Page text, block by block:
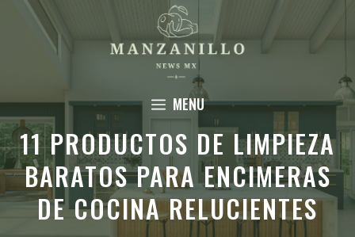
Saltar
contenido
MENU
11 PRODUCTOS DE LIMPIEZA
BARATOS PARA ENCIMERAS
DE COCINA RELUCIENTES